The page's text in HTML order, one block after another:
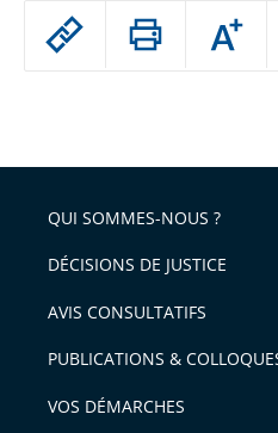
Passer
arriver
après
ou
l'article
pour
avant
QUI SOMMES-NOUS ?
DÉCISIONS DE JUSTICE
AVIS CONSULTATIFS
PUBLICATIONS &
VOS DÉMARCHES